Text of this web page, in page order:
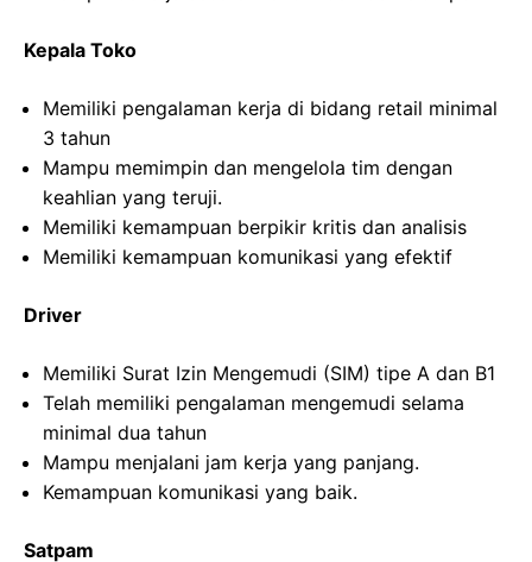
Kepala Toko
Memiliki pengalaman kerja di bidang retail minimal
3 tahun
Mampu memimpin dan mengelola tim dengan
keahlian yang teruji.
Memiliki kemampuan berpikir kritis dan analisis
Memiliki kemampuan komunikasi yang efektif
Driver
Memiliki Surat Izin Mengemudi (SIM) tipe A dan B1
Telah memiliki pengalaman mengemudi selama
minimal dua tahun
Mampu menjalani jam kerja yang panjang.
Kemampuan komunikasi yang baik.
Satpam